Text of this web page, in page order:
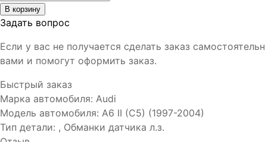
Задать вопрос
Если у вас не получается сделать заказ
вами и помогут оформить заказ.
Быстрый заказ
Марка автомобиля: Audi
Модель автомобиля: A6 II (C5) (1997-2004)
Тип детали: , Обманки датчика л.з.